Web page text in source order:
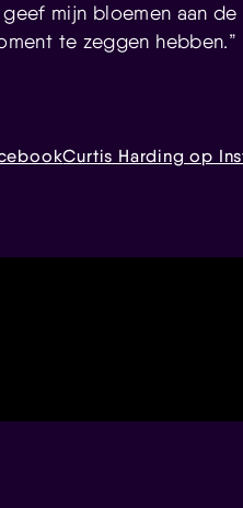
mijn bloemen aan
te zeggen hebben.”
Curtis Harding op